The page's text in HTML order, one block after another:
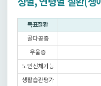
목표질환
골다공증
우울증
노인신체기능
생활습관평가